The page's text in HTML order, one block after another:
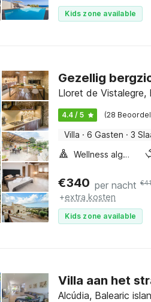
Kids zone available
Gezellig
Lloret de Vistalegre,
4.4 / 5 (28
Villa · 6 Gasten · 3
Wellness algemeen
€340 per nacht €
+extra kosten
Kids zone available
Villa aan het
Alcúdia, Balearic